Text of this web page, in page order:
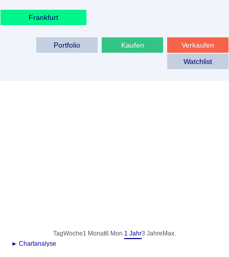
Frankfurt
Verkaufen
Kaufen
Portfolio
Watchlist
TagWoche1 Monat6 Mon.1 Jahr3 Jahre Max.
► Chartanalyse